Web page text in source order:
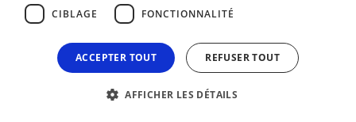
DIFFUSER LA CULTURE BASQUE
D'une manière générale, les contenus de ce site
Cependant, lorsque cela est indiqué, vous êtes
CIBLAGE FONCTIONNALITÉ
ACCEPTER TOUT REFUSER TOUT
AFFICHER LES DÉTAILS